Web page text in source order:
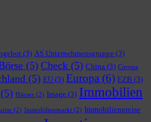
(3) AS Unternehmensgruppe (3)
(5) Check (5) China (3) Corona
(5) EU (3) Europa (6) EZB (3)
(5) Häuser (2) Image (3) Immobilien
(2) Immobilienmarkt (2) Immobilienpreise